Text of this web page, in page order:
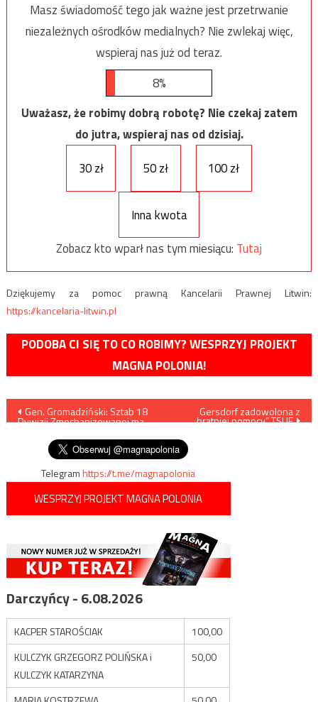
Masz świadomość tego jak ważne jest przetrwanie
niezależnych ośrodków medialnych? Nie zwlekaj więc,
wspieraj nas już od teraz.
8%
Uważasz, że robimy dobrą robotę? Nie czekaj zatem
do jutra, wspieraj nas od dzisiaj.
30 zł
50 zł 100 zł
Inna kwota
Zobacz kto wparł nas tym miesiącu: Tutaj
Dziękujemy za pomoc prawną Kancelarii Prawnej Litwin:
https://kancelaria-litwin.pl
PODOBA CI SIĘ TO CO ROBIMY? WESPRZYJ PROJEKT
MAGNA POLONIA!
Nawigacja
wpisu
Gen. Gromadziński: Sztab 18
Dywizji Zmechanizowanej ma
Gersdorf zadowolona z
„bratniej pomocy” TSUE
Telegramhttps://t.me/magnapolonia
WESPRZYJ PROJEKT MAGNA POLONIA
Darczyńcy - 6.08.2026
KACPER STAROŚCIAK
100,00
KULCZYK GRZEGORZ POLIŃSKA i
KULCZYK KATARZYNA
50,00